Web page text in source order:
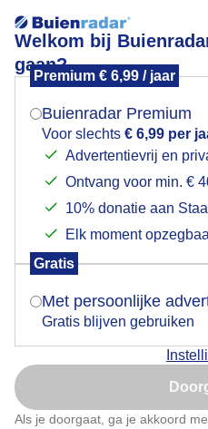
Welkom bij
gaan?
Premium € 6,99 / jaar
Buienradar Premium
Voor slechts € 6,99 per
Advertentievrij en
Ontvang voor min. €
10% donatie aan
Elk moment
Gratis
Met persoonlijke
Gratis blijven gebruiken
Als je doorgaat, ga je akkoord
Weerfotos
Mogen we je
Indien je hier nog geen
verschijnt er zo een
Is goed,
Nu niet,
Klik hierom dit